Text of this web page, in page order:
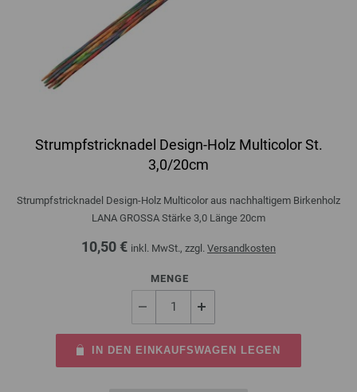
Strumpfstricknadel Design-Holz Multicolor St.
3,0/20cm
Strumpfstricknadel Design-Holz Multicolor aus nachhaltigem Birkenholz
LANA GROSSA Stärke 3,0 Länge 20cm
10,50 € inkl. MwSt., zzgl. Versandkosten
MENGE
IN DEN EINKAUFSWAGEN LEGEN